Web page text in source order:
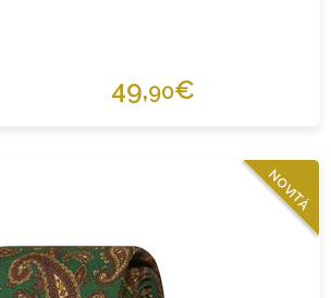
49,90€
NOVITÀ